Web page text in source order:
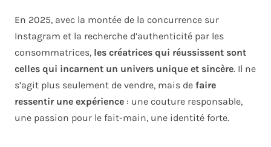
En 2025, avec la montée de la concurrence sur
Instagram et la recherche d’authenticité par les
consommatrices, les créatrices qui réussissent sont
celles qui incarnent un univers unique et sincère. Il ne
s’agit plus seulement de vendre, mais de faire
ressentir une expérience : une couture responsable,
une passion pour le fait-main, une identité forte.